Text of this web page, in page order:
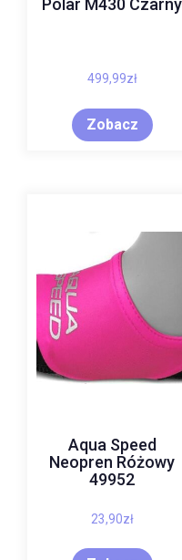
Polar M430 Czarny
499,99zł
Zobacz
Aqua Speed
Neopren Różowy
49952
23,90zł